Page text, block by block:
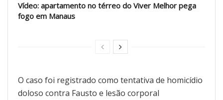
Vídeo: apartamento no térreo do Viver Melhor pega
fogo em Manaus
O caso foi registrado como tentativa de homicídio
doloso contra Fausto e lesão corporal